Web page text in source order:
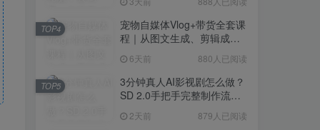
宠物自媒体Vlog+带货全套课
程｜从图文生成、剪辑成片
6天前 880人已阅读
TOP4
3分钟真人AI影视剧怎么做？
SD 2.0手把手完整制作流程
无限生成
2天前 879人已阅读
TOP5